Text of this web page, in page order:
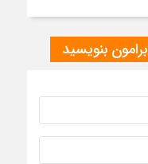
بنویسید